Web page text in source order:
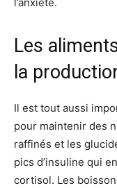
Les
la
Il est tout aussi
pour maintenir des
raffinés et les
pics d’insuline qui
cortisol. Les